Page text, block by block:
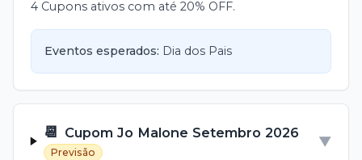
4 Cupons ativos com até 20% OFF.
Eventos esperados: Dia dos Pais
📆 Cupom Jo Malone Setembro 2026
Previsão
▼